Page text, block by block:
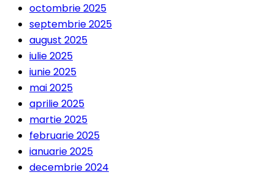
octombrie 2025
septembrie 2025
august 2025
iulie 2025
iunie 2025
mai 2025
aprilie 2025
martie 2025
februarie 2025
ianuarie 2025
decembrie 2024